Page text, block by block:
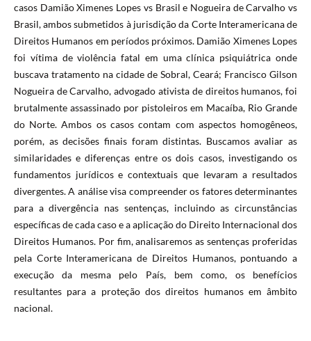
casos Damião Ximenes Lopes vs Brasil e Nogueira de Carvalho vs
Brasil, ambos submetidos à jurisdição da Corte Interamericana de
Direitos Humanos em períodos próximos. Damião Ximenes Lopes
foi vítima de violência fatal em uma clínica psiquiátrica onde
buscava tratamento na cidade de Sobral, Ceará; Francisco Gilson
Nogueira de Carvalho, advogado ativista de direitos humanos, foi
brutalmente assassinado por pistoleiros em Macaíba, Rio Grande
do Norte. Ambos os casos contam com aspectos homogêneos,
porém, as decisões finais foram distintas. Buscamos avaliar as
similaridades e diferenças entre os dois casos, investigando os
fundamentos jurídicos e contextuais que levaram a resultados
divergentes. A análise visa compreender os fatores determinantes
para a divergência nas sentenças, incluindo as circunstâncias
específicas de cada caso e a aplicação do Direito Internacional dos
Direitos Humanos. Por fim, analisaremos as sentenças proferidas
pela Corte Interamericana de Direitos Humanos, pontuando a
execução da mesma pelo País, bem como, os benefícios
resultantes para a proteção dos direitos humanos em âmbito
nacional.